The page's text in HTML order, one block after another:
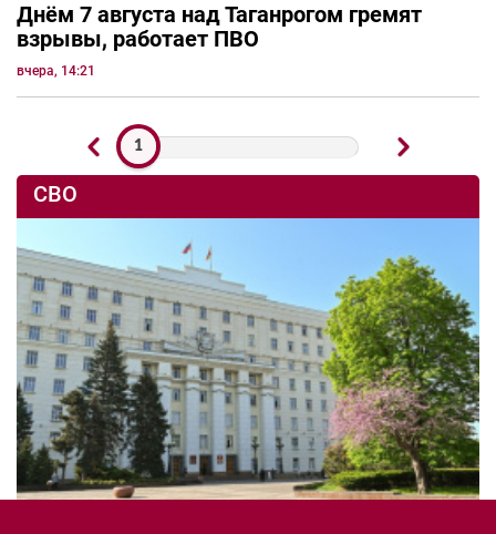
Днём 7 августа над Таганрогом гремят
взрывы, работает ПВО
вчера, 14:21
1
СВО